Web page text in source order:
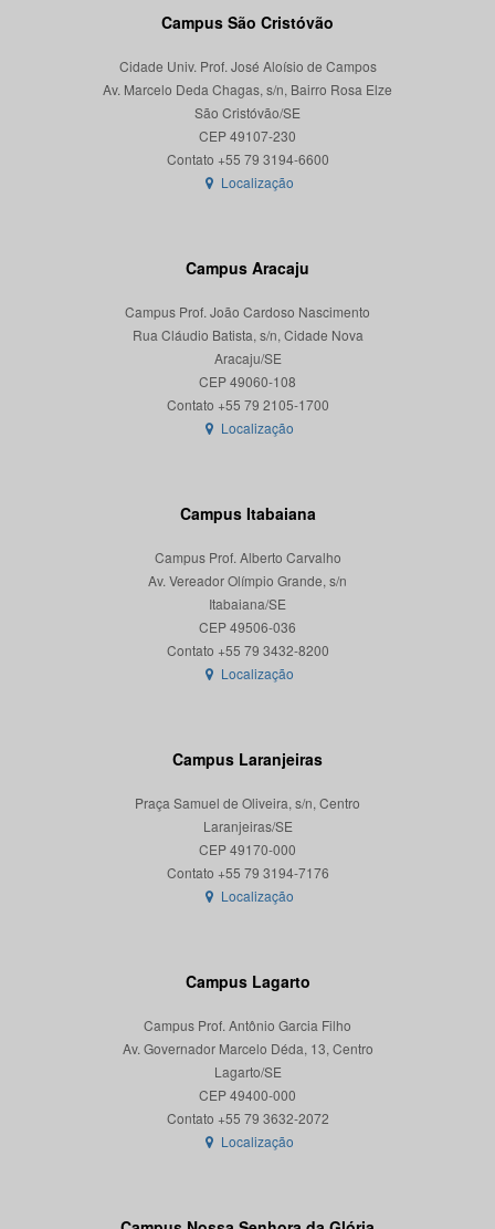
Campus São Cristóvão
Cidade Univ. Prof. José Aloísio de Campos
Av. Marcelo Deda Chagas, s/n, Bairro Rosa Elze
São Cristóvão/SE
CEP 49107-230
Localização
Campus Aracaju
Campus Prof. João Cardoso Nascimento
Rua Cláudio Batista, s/n, Cidade Nova
Aracaju/SE
CEP 49060-108
Localização
Campus Itabaiana
Campus Prof. Alberto Carvalho
Av. Vereador Olímpio Grande, s/n
Itabaiana/SE
CEP 49506-036
Localização
Campus Laranjeiras
Praça Samuel de Oliveira, s/n, Centro
Laranjeiras/SE
CEP 49170-000
Localização
Campus Lagarto
Campus Prof. Antônio Garcia Filho
Av. Governador Marcelo Déda, 13, Centro
Lagarto/SE
CEP 49400-000
Localização